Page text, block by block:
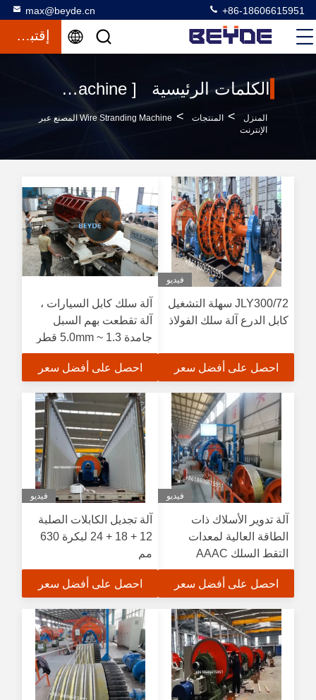
max@beyde.cn +86-18606615951
إقتباس
الكلمات الرئيسية [ wire stranding machine ] تطابق 120 المنتجات
المنزل > المنتجات >
Wire Stranding Machine المصنع عبر
الإنترنت
فيديو
JLY300/72 سهلة التشغيل
كابل الدرع آلة سلك الفولاذ
احصل على أفضل سعر
آلة سلك كابل السيارات ،
آلة تقطعت بهم السبل
جامدة 1.3 ~ 5.0mm قطر
سلك واحد
احصل على أفضل سعر
فيديو
آلة تدوير الأسلاك ذات
الطاقة العالية لمعدات
التقط السلك AAAC
احصل على أفضل سعر
فيديو
آلة تجديل الكابلات الصلبة
12 + 18 + 24 لبكرة 630
مم
احصل على أفضل سعر